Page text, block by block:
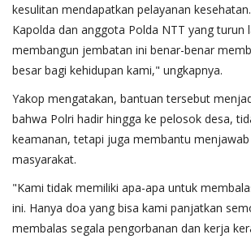
kesulitan mendapatkan pelayanan
Kapolda dan anggota Polda NTT yang turun
membangun jembatan ini benar-benar
besar bagi kehidupan kami," ungkapnya.
Yakop mengatakan, bantuan tersebut
bahwa Polri hadir hingga ke pelosok desa,
keamanan, tetapi juga membantu
masyarakat.
"Kami tidak memiliki apa-apa untuk
ini. Hanya doa yang bisa kami panjatkan
membalas segala pengorbanan dan kerja